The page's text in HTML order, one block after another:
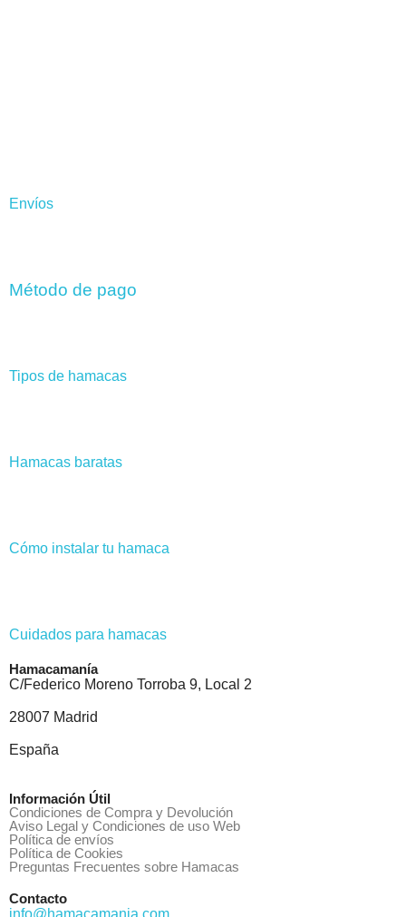
Envíos
Método de pago
Tipos de hamacas
Hamacas baratas
Cómo instalar tu hamaca
Cuidados para hamacas
Hamacamanía
C/Federico Moreno Torroba 9, Local 2
28007 Madrid
España
Información Útil
Condiciones de Compra y Devolución
Aviso Legal y Condiciones de uso Web
Política de envíos
Política de Cookies
Preguntas Frecuentes sobre Hamacas
Contacto
info@hamacamania.com